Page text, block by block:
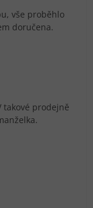
vše proběhlo
doručena.
takové prodejně